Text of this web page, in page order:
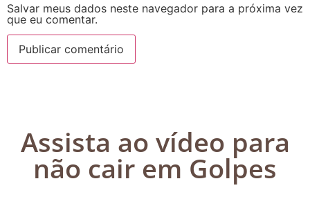
Salvar meus dados neste navegador para a próxima vez
que eu comentar.
Assista ao vídeo para
não cair em Golpes